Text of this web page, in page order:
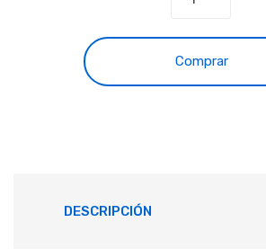
Comprar
DESCRIPCIÓN